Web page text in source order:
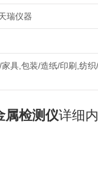
瑞仪器
具,包装/造纸/印刷,纺
属检测仪详细